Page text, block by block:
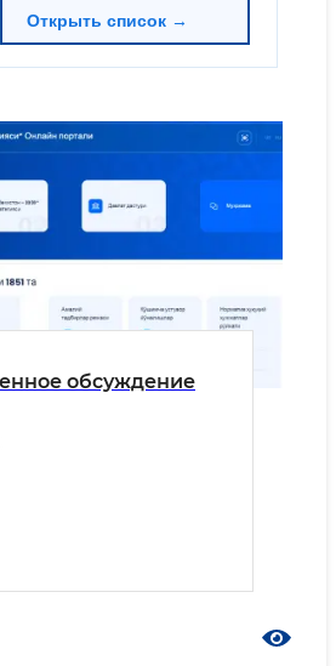
Открыть список →
обсуждение